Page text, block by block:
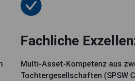
Fachliche
Multi-Asset-Kompetenz aus
Tochtergesellschaften (SPSW